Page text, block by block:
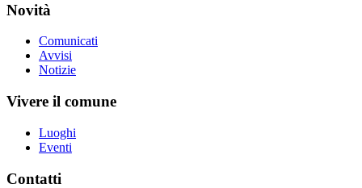
Novità
Comunicati
Avvisi
Notizie
Vivere il comune
Luoghi
Eventi
Contatti